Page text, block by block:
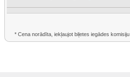
* Cena norādīta, iekļaujot biļetes iegādes komisiju